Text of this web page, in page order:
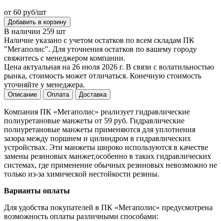
от 60 руб/шт
Добавить в корзину
В наличии 259 шт
Наличие указано с учетом остатков по всем складам ПК
"Мегаполис". Для уточнения остатков по вашему городу
свяжитесь с менеджером компании.
Цена актуальная на 26 июля 2026 г. В связи с волатильностью
рынка, стоимость может отличаться. Конечную стоимость
уточняйте у менеджера.
Описание Оплата Доставка
Компания ПК «Мегаполис» реализует гидравлические
полиуретановые манжеты от 59 руб. Гидравлические
полиуретановые манжеты применяются для уплотнения
зазора между поршнем и цилиндром в гидравлических
устройствах. Эти манжеты широко используются в качестве
замены резиновых манжет,особенно в таких гидравлических
системах, где применение обычных резиновых невозможно не
только из-за химической нестойкости резины.
Варианты оплаты
Для удобства покупателей в ПК «Мегаполис» предусмотрена
возможность оплаты различными способами: